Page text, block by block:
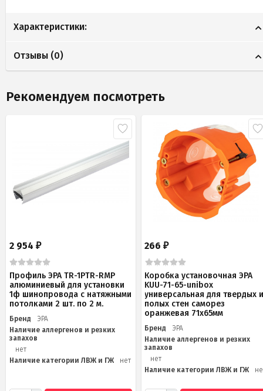
Характеристики:
Отзывы (0)
Рекомендуем посмотреть
2 954 ₽
Профиль ЭРА TR-1PTR-RMP
алюминиевый для установки
1ф шинопровода с натяжными
потолками 2 шт. по 2 м.
Бренд
ЭРА
Наличие аллергенов и резких
запахов
нет
Наличие категории ЛВЖ и ГЖ
нет
266₽
Коробка установочная ЭРА
KUU-71-65-unibox
универсальная для твердых
полых стен саморез
оранжевая 71х65мм
Бренд
ЭРА
Наличие аллергенов и резких
запахов
нет
Наличие категории ЛВЖ и ГЖ